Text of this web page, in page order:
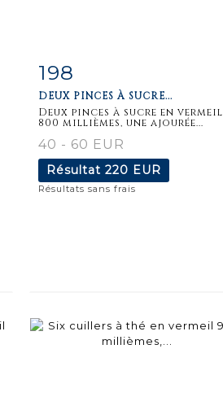
Fiche
198
DEUX PINCES À SUCRE...
Deux pinces à sucre en vermeil
800 millièmes, une ajourée...
40 - 60 EUR
Résultat 220 EUR
Résultats sans frais